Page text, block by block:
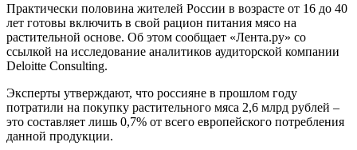
Практически половина жителей России в возрасте от 16 до 40
лет готовы включить в свой рацион питания мясо на
растительной основе. Об этом сообщает «Лента.ру» со
ссылкой на исследование аналитиков аудиторской компании
Deloitte Consulting.
Эксперты утверждают, что россияне в прошлом году
потратили на покупку растительного мяса 2,6 млрд рублей –
это составляет лишь 0,7% от всего европейского потребления
данной продукции.